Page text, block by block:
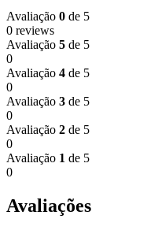
Avaliação 0 de 5
0 reviews
Avaliação 5 de 5
0
Avaliação 4 de 5
0
Avaliação 3 de 5
0
Avaliação 2 de 5
0
Avaliação 1 de 5
0
Avaliações